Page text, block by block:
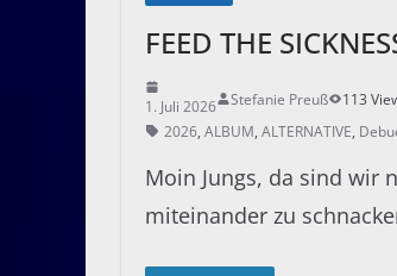
FEED THE
1. Juli 2026 Stefanie Preuß
113
2026, ALBUM, ALTERNATIVE,
Moin Jungs, da sind wir
miteinander zu